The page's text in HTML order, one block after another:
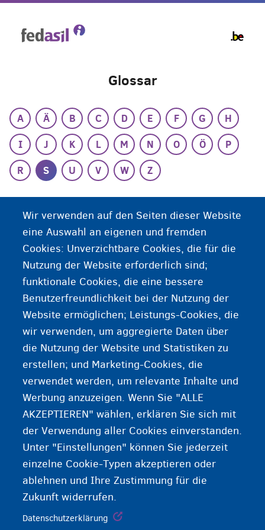
Glossar
A Ä B C D E F G
H
I
J K L M N O Ö
P
R
S U V W Z
Steuern
Verpflichtender Beitrag eines Bürgers und/oder
Unternehmens an die Regierung. Mit den Steuern
werden Dienste für die Öffentlichkeit finanziert
(Gesundheitsversorgung, Arbeitslosengeld usw.).
Wir verwenden auf den Seiten dieser Website
eine Auswahl an eigenen und fremden
Cookies: Unverzichtbare Cookies, die für die
Nutzung der Website erforderlich sind;
funktionale Cookies, die eine bessere
Benutzerfreundlichkeit bei der Nutzung der
Website ermöglichen; Leistungs-Cookies, die
wir verwenden, um aggregierte Daten über
die Nutzung der Website und Statistiken zu
erstellen; und Marketing-Cookies, die
verwendet werden, um relevante Inhalte und
Werbung anzuzeigen. Wenn Sie "ALLE
AKZEPTIEREN" wählen, erklären Sie sich mit
der Verwendung aller Cookies einverstanden.
Unter "Einstellungen" können Sie jederzeit
einzelne Cookie-Typen akzeptieren oder
ablehnen und Ihre Zustimmung für die
Zukunft widerrufen.
Datenschutzerklärung